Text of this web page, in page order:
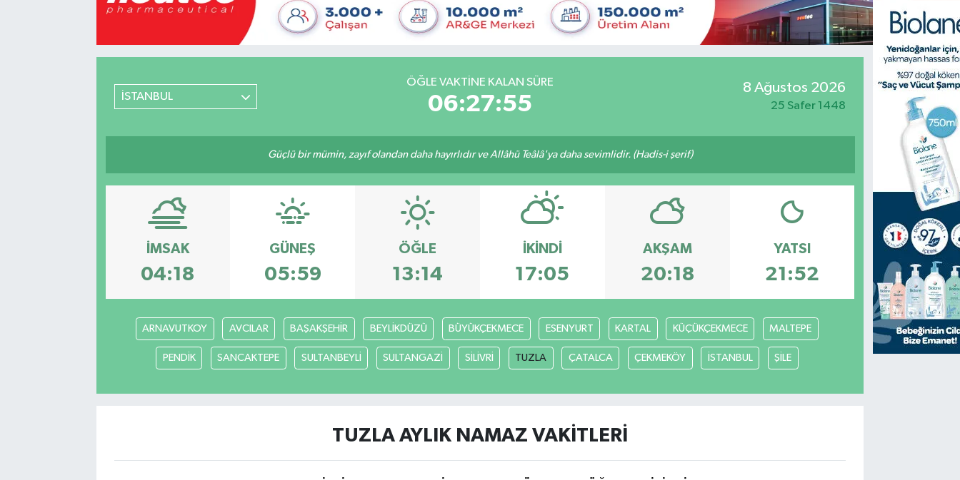
İSTANBUL
ÖĞLE VAKTINE KALAN SÜRE
06:27:55
8 Ağustos 2026
25 Safer 1448
Güçlü bir mümin, zayıf olandan daha hayırlıdır ve Allâhü Teâlâ'ya daha sevimlidir. (Hadis-i şerif)
İMSAK
04:18
GÜNEŞ
05:59
ÖĞLE
13:14
İKINDI
17:05
AKŞAM
20:18
YATSI
21:52
ARNAVUTKOY AVCILAR BAŞAKŞEHİR BEYLİKDÜZÜ BÜYÜKÇEKMECE ESENYURT KARTAL KÜÇÜKÇEKMECE MALTEPE
PENDİK SANCAKTEPE SULTANBEYLİ SULTANGAZİ SİLİVRİ TUZLA ÇATALCA ÇEKMEKÖY İSTANBUL ŞİLE
TUZLA AYLIK NAMAZ VAKITLERI